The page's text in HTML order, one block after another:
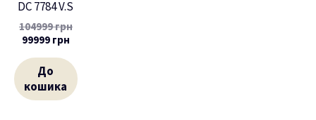
DC 7784 V.S
104999грн
99999 грн
До
кошика